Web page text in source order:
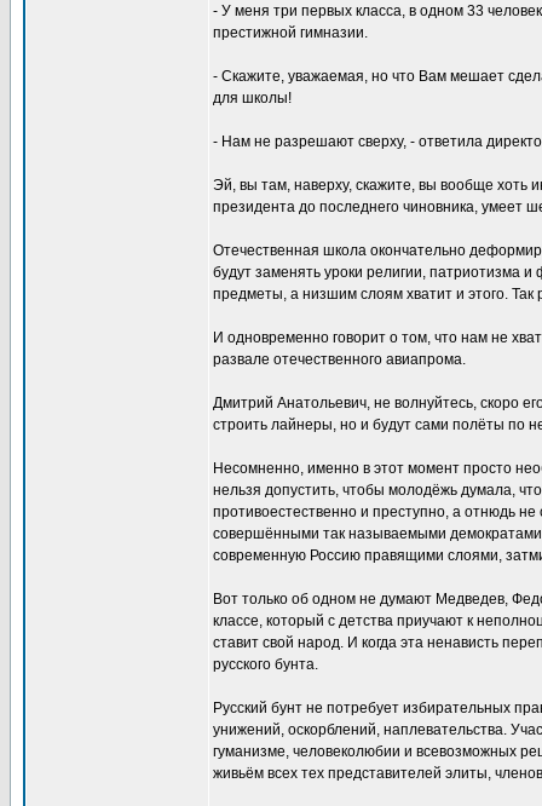
- У меня три первых класса, в одном 33
престижной гимназии.
- Скажите, уважаемая, но что Вам мешает
для школы!
- Нам не разрешают сверху, - ответила
Эй, вы там, наверху, скажите, вы вообще хоть
президента до последнего чиновника, умеет
Отечественная школа окончательно
будут заменять уроки религии, патриотизма
предметы, а низшим слоям хватит и этого. Так
И одновременно говорит о том, что нам не
развале отечественного авиапрома.
Дмитрий Анатольевич, не волнуйтесь, скоро
строить лайнеры, но и будут сами полёты по
Несомненно, именно в этот момент просто
нельзя допустить, чтобы молодёжь думала,
противоестественно и преступно, а отнюдь
совершёнными так называемыми
современную Россию правящими слоями,
Вот только об одном не думают Медведев,
классе, который с детства приучают к
ставит свой народ. И когда эта ненависть
русского бунта.
Русский бунт не потребует избирательных
унижений, оскорблений, наплевательства.
гуманизме, человеколюбии и всевозможных
живьём всех тех представителей элиты,